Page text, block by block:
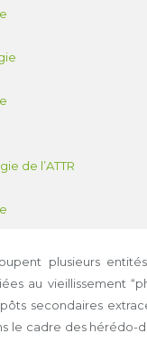
de l’ATTR
plusieurs
au vieillissement
secondaires
le cadre des